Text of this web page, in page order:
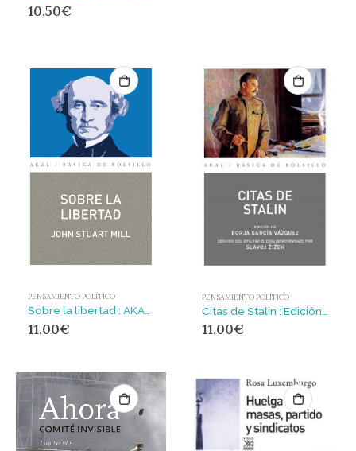
10,50€
PENSAMIENTO POLÍTICO
Sobre la libertad : AKAL BOLSILLO
11,00€
PENSAMIENTO POLÍTICO
11,00€